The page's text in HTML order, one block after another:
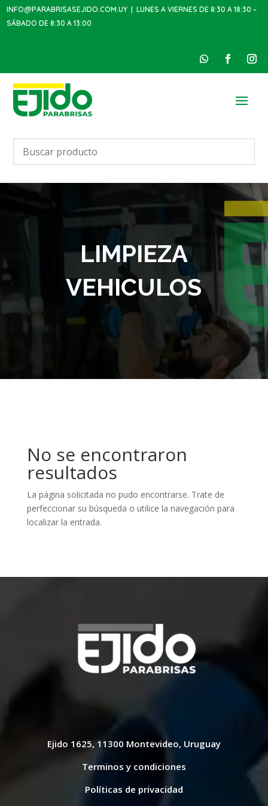
INFO@PARABRISASEJIDO.COM.UY | LUNES A VIERNES DE 8:30 A 18:30 –
SÁBADO DE 8:30 A 13:00
LIMPIEZA
VEHICULOS
No se encontraron
resultados
La página solicitada no pudo encontrarse. Trate de
perfeccionar su búsqueda o utilice la navegación para
localizar la entrada.
Ejido 1625, 11300 Montevideo, Uruguay
Terminos y condiciones
Políticas de privacidad